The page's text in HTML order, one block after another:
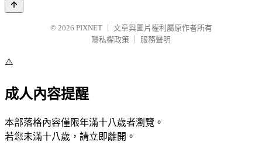
© 2026 PIXNET
文章與圖片權利屬原作者所有
隱私權政策
服務聲明
⚠️
成人內容提醒
本部落格內容僅限年滿十八歲者瀏覽。
若您未滿十八歲，請立即離開。